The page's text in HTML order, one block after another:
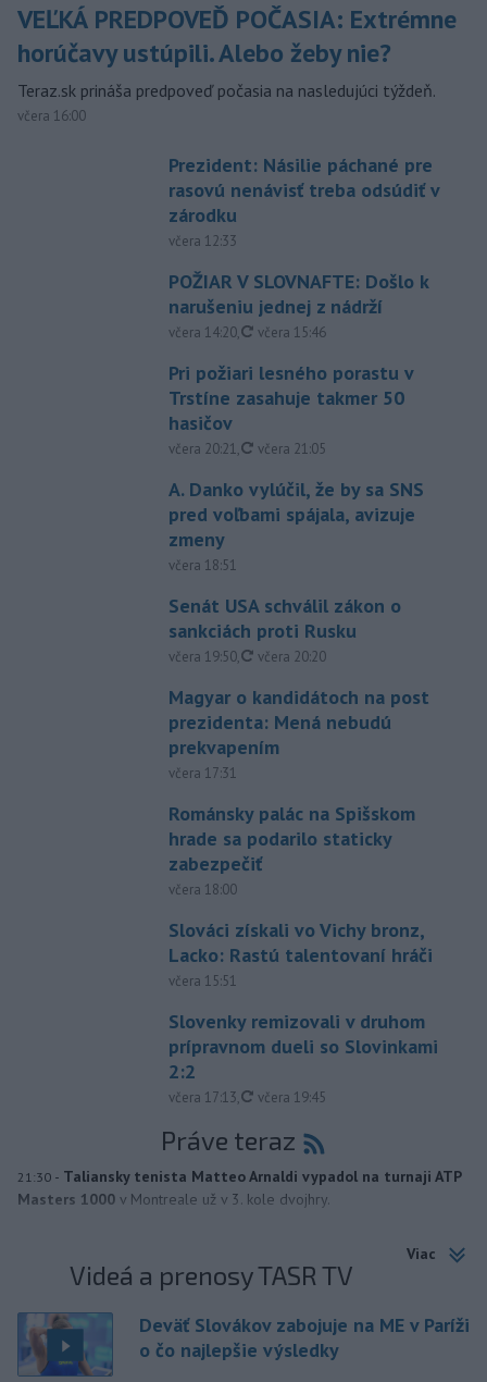
VEĽKÁ PREDPOVEĎ POČASIA: Extrémne
horúčavy ustúpili. Alebo žeby nie?
Teraz.sk prináša predpoveď počasia na nasledujúci týždeň.
včera 16:00
Prezident: Násilie páchané pre
rasovú nenávisť treba odsúdiť v
zárodku
včera 12:33
POŽIAR V SLOVNAFTE: Došlo k
narušeniu jednej z nádrží
včera 14:20, aktualizované
včera 15:46
Pri požiari lesného porastu v
Trstíne zasahuje takmer 50
hasičov
včera 20:21, aktualizované
včera 21:05
A. Danko vylúčil, že by sa SNS
pred voľbami spájala, avizuje
zmeny
včera 18:51
Senát USA schválil zákon o
sankciách proti Rusku
včera 19:50, aktualizované
včera 20:20
Magyar o kandidátoch na post
prezidenta: Mená nebudú
prekvapením
včera 17:31
Románsky palác na Spišskom
hrade sa podarilo staticky
zabezpečiť
včera 18:00
Slováci získali vo Vichy bronz,
Lacko: Rastú talentovaní hráči
včera 15:51
Slovenky remizovali v druhom
prípravnom dueli so Slovinkami
2:2
včera 17:13, aktualizované
včera 19:45
Práve teraz
21:30 - Taliansky tenista Matteo Arnaldi vypadol na turnaji ATP
Masters 1000 v Montreale už v 3. kole dvojhry.
Viac
Videá a prenosy TASR TV
Deväť Slovákov zabojuje na ME v Paríži
o čo najlepšie výsledky